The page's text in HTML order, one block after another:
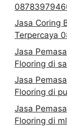
Jasa Coring
Terpercaya
Jasa
Flooring di
Jasa
Flooring di
Jasa
Flooring di